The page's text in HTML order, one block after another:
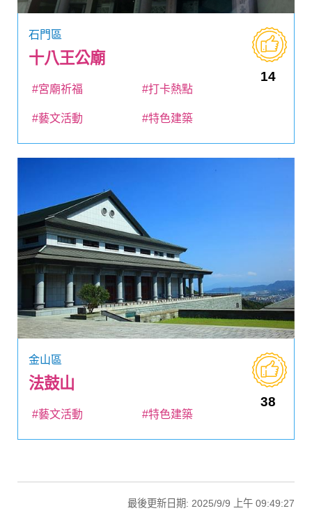
石門區
十八王公廟
14
#宮廟祈福 #打卡熱點
#藝文活動 #特色建築
金山區
法鼓山
38
#藝文活動 #特色建築
最後更新日期: 2025/9/9 上午 09:49:27